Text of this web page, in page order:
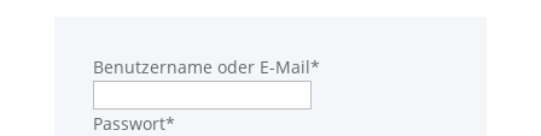
Benutzername oder E-Mail*
Passwort*